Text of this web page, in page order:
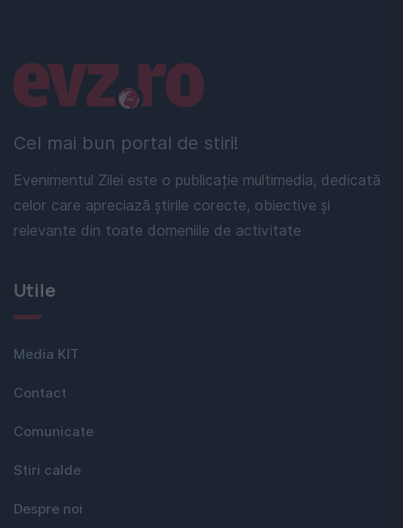
Cel mai bun portal de stiri!
Evenimentul Zilei este o publicație multimedia, dedicată
celor care apreciază știrile corecte, obiective și
relevante din toate domeniile de activitate
Linkuri utile
Utile
Media KIT
Contact
Comunicate
Stiri calde
Despre noi